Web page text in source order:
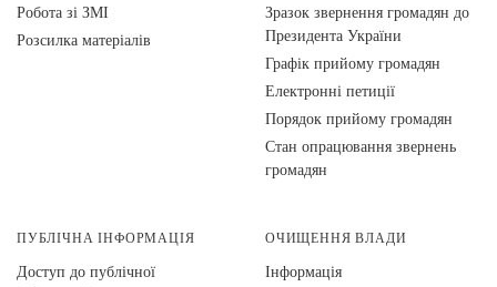
Робота зі ЗМІ
Розсилка матеріалів
Зразок звернення громадян до
Президента України
Графік прийому громадян
Електронні петиції
Порядок прийому громадян
Стан опрацювання звернень
громадян
ПУБЛІЧНА ІНФОРМАЦІЯ
Доступ до публічної
ОЧИЩЕННЯ ВЛАДИ
Інформація